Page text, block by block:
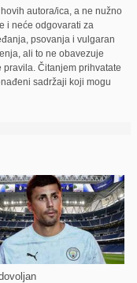
autora/ica, a ne nužno
i neće odgovarati za
psovanja i vulgaran
ali to ne obavezuje
Čitanjem prihvatate
sadržaji koji mogu